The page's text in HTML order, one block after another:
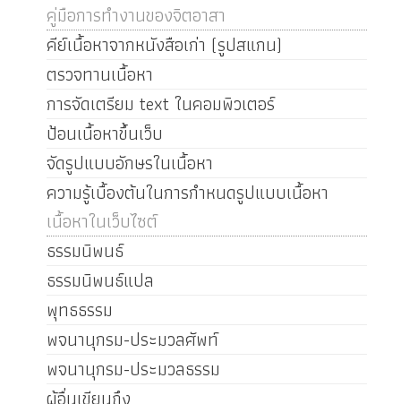
คู่มือการทำงานของจิตอาสา
คีย์เนื้อหาจากหนังสือเก่า (รูปสแกน)
ตรวจทานเนื้อหา
การจัดเตรียม text ในคอมพิวเตอร์
ป้อนเนื้อหาขึ้นเว็บ
จัดรูปแบบอักษรในเนื้อหา
ความรู้เบื้องต้นในการกำหนดรูปแบบเนื้อหา
เนื้อหาในเว็บไซต์
ธรรมนิพนธ์
ธรรมนิพนธ์แปล
พุทธธรรม
พจนานุกรม-ประมวลศัพท์
พจนานุกรม-ประมวลธรรม